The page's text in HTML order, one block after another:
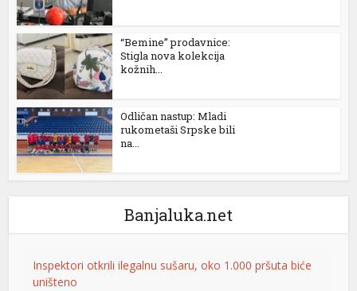
“Bemine” prodavnice:
Stigla nova kolekcija
kožnih...
Odličan nastup: Mladi
rukometaši Srpske bili
na...
Banjaluka.net
Inspektori otkrili ilegalnu sušaru, oko 1.000 pršuta biće
uništeno